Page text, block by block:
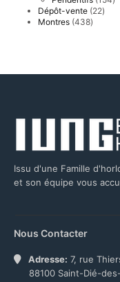
Dépôt-vente 2222
Montres 438438
Issu d'une Famille
et son équipe vous
Nous Contacter
Adresse: 7, rue
88100 Saint-Dié-